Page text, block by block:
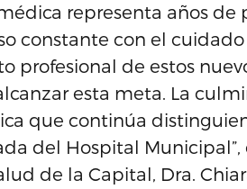
representa años de
constante con el
profesional de estos
esta meta. La
que continúa
del Hospital Municipal”,
de la Capital, Dra.